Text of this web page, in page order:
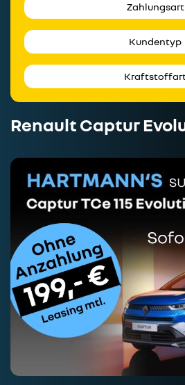
Zahlungsart
Kundentyp
Renault Captur